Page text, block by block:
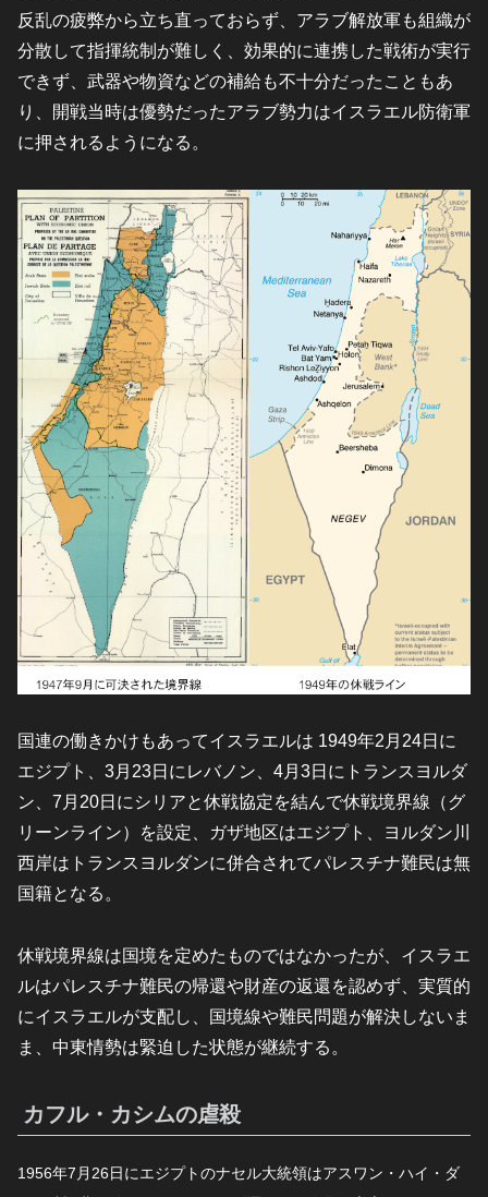
反乱の疲弊から立ち直っておらず、アラブ解放軍も組織が
分散して指揮統制が難しく、効果的に連携した戦術が実行
できず、武器や物資などの補給も不十分だったこともあ
り、開戦当時は優勢だったアラブ勢力はイスラエル防衛軍
に押されるようになる。
国連の働きかけもあってイスラエルは 1949年2月24日に
エジプト、3月23日にレバノン、4月3日にトランスヨルダ
ン、7月20日にシリアと休戦協定を結んで休戦境界線（グ
リーンライン）を設定、ガザ地区はエジプト、ヨルダン川
西岸はトランスヨルダンに併合されてパレスチナ難民は無
国籍となる。
休戦境界線は国境を定めたものではなかったが、イスラエ
ルはパレスチナ難民の帰還や財産の返還を認めず、実質的
にイスラエルが支配し、国境線や難民問題が解決しないま
ま、中東情勢は緊迫した状態が継続する。
カフル・カシムの虐殺
1956年7月26日にエジプトのナセル大統領はアスワン・ハイ・ダ